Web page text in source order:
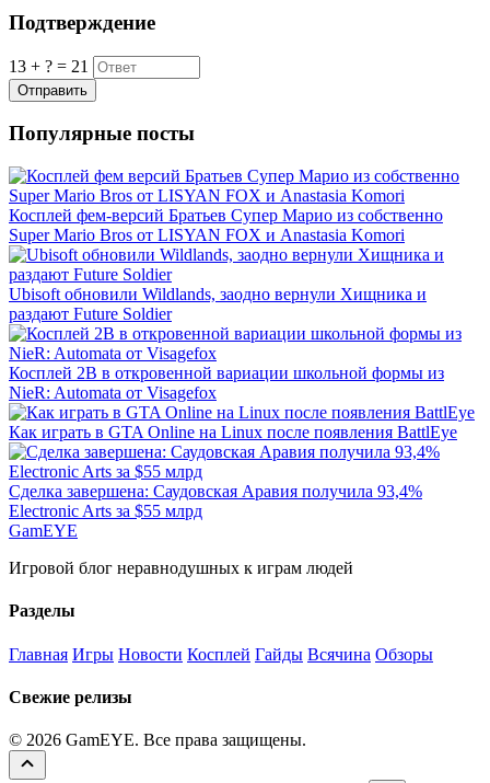
Подтверждение
13 + ? = 21
Отправить
Популярные посты
Косплей фем-версий Братьев Супер Марио из собственно
Super Mario Bros от LISYAN FOX и Anastasia Komori
Ubisoft обновили Wildlands, заодно вернули Хищника и
раздают Future Soldier
Косплей 2B в откровенной вариации школьной формы из
NieR: Automata от Visagefox
Как играть в GTA Online на Linux после появления BattlEye
Сделка завершена: Саудовская Аравия получила 93,4%
Electronic Arts за $55 млрд
GamEYE
Игровой блог неравнодушных к играм людей
Разделы
Главная Игры Новости Косплей Гайды Всячина Обзоры
Свежие релизы
© 2026 GamEYE. Все права защищены.